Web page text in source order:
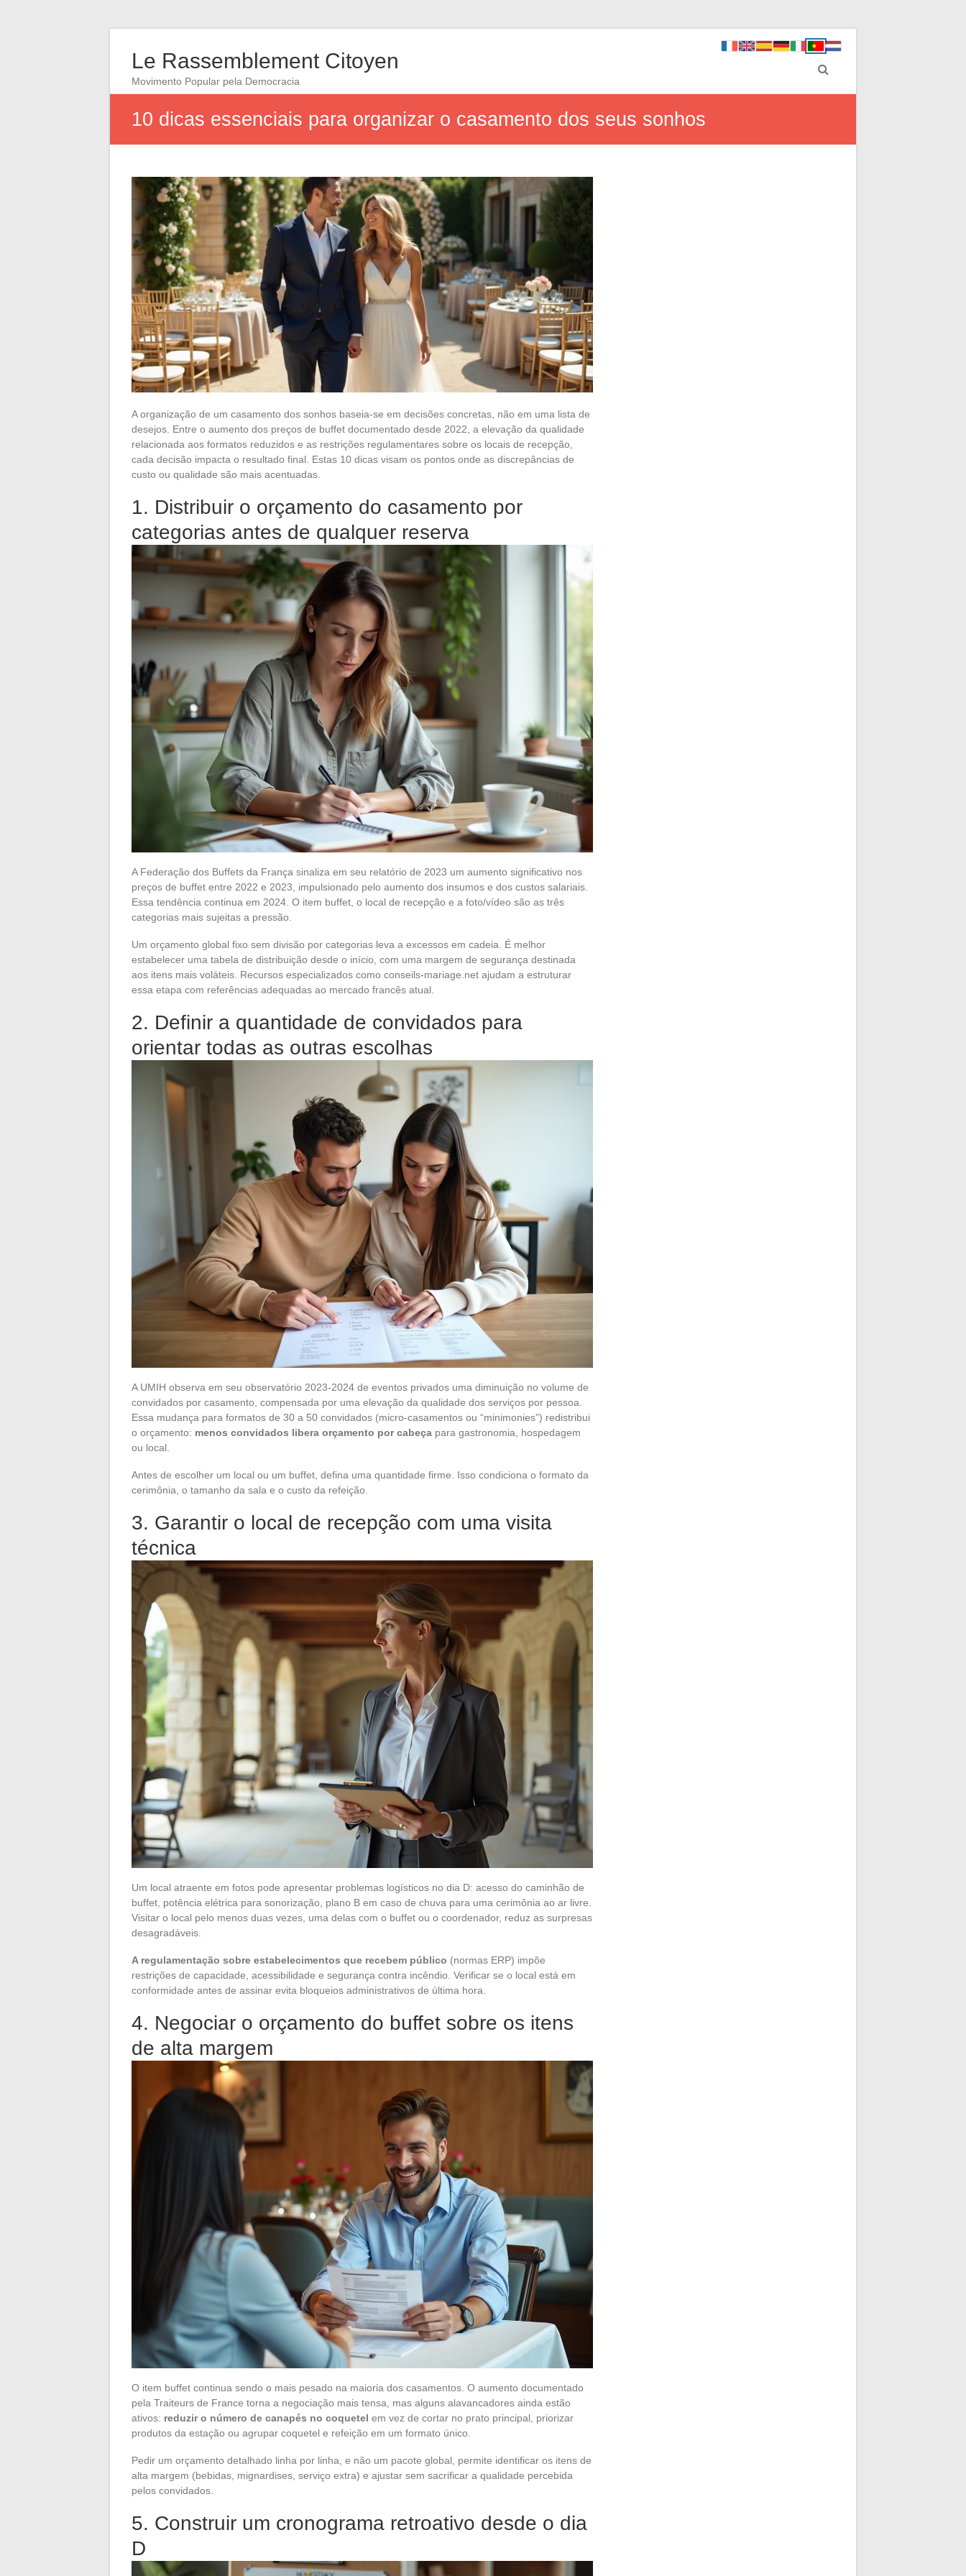
Le Rassemblement Citoyen
Movimento Popular pela Democracia
10 dicas essenciais para organizar o casamento dos seus sonhos
A organização de um casamento dos sonhos baseia-se em decisões concretas, não em uma lista de
desejos. Entre o aumento dos preços de buffet documentado desde 2022, a elevação da qualidade
relacionada aos formatos reduzidos e as restrições regulamentares sobre os locais de recepção,
cada decisão impacta o resultado final. Estas 10 dicas visam os pontos onde as discrepâncias de
custo ou qualidade são mais acentuadas.
1. Distribuir o orçamento do casamento por
categorias antes de qualquer reserva
A Federação dos Buffets da França sinaliza em seu relatório de 2023 um aumento significativo nos
preços de buffet entre 2022 e 2023, impulsionado pelo aumento dos insumos e dos custos salariais.
Essa tendência continua em 2024. O item buffet, o local de recepção e a foto/vídeo são as três
categorias mais sujeitas a pressão.
Um orçamento global fixo sem divisão por categorias leva a excessos em cadeia. É melhor
estabelecer uma tabela de distribuição desde o início, com uma margem de segurança destinada
aos itens mais voláteis. Recursos especializados como conseils-mariage.net ajudam a estruturar
essa etapa com referências adequadas ao mercado francês atual.
2. Definir a quantidade de convidados para
orientar todas as outras escolhas
A UMIH observa em seu observatório 2023-2024 de eventos privados uma diminuição no volume de
convidados por casamento, compensada por uma elevação da qualidade dos serviços por pessoa.
Essa mudança para formatos de 30 a 50 convidados (micro-casamentos ou “minimonies”) redistribui
o orçamento: menos convidados libera orçamento por cabeça para gastronomia, hospedagem
ou local.
Antes de escolher um local ou um buffet, defina uma quantidade firme. Isso condiciona o formato da
cerimônia, o tamanho da sala e o custo da refeição.
3. Garantir o local de recepção com uma visita
técnica
Um local atraente em fotos pode apresentar problemas logísticos no dia D: acesso do caminhão de
buffet, potência elétrica para sonorização, plano B em caso de chuva para uma cerimônia ao ar livre.
Visitar o local pelo menos duas vezes, uma delas com o buffet ou o coordenador, reduz as surpresas
desagradáveis.
A regulamentação sobre estabelecimentos que recebem público (normas ERP) impõe
restrições de capacidade, acessibilidade e segurança contra incêndio. Verificar se o local está em
conformidade antes de assinar evita bloqueios administrativos de última hora.
4. Negociar o orçamento do buffet sobre os itens
de alta margem
O item buffet continua sendo o mais pesado na maioria dos casamentos. O aumento documentado
pela Traiteurs de France torna a negociação mais tensa, mas alguns alavancadores ainda estão
ativos: reduzir o número de canapés no coquetel em vez de cortar no prato principal, priorizar
produtos da estação ou agrupar coquetel e refeição em um formato único.
Pedir um orçamento detalhado linha por linha, e não um pacote global, permite identificar os itens de
alta margem (bebidas, mignardises, serviço extra) e ajustar sem sacrificar a qualidade percebida
pelos convidados.
5. Construir um cronograma retroativo desde o dia
D